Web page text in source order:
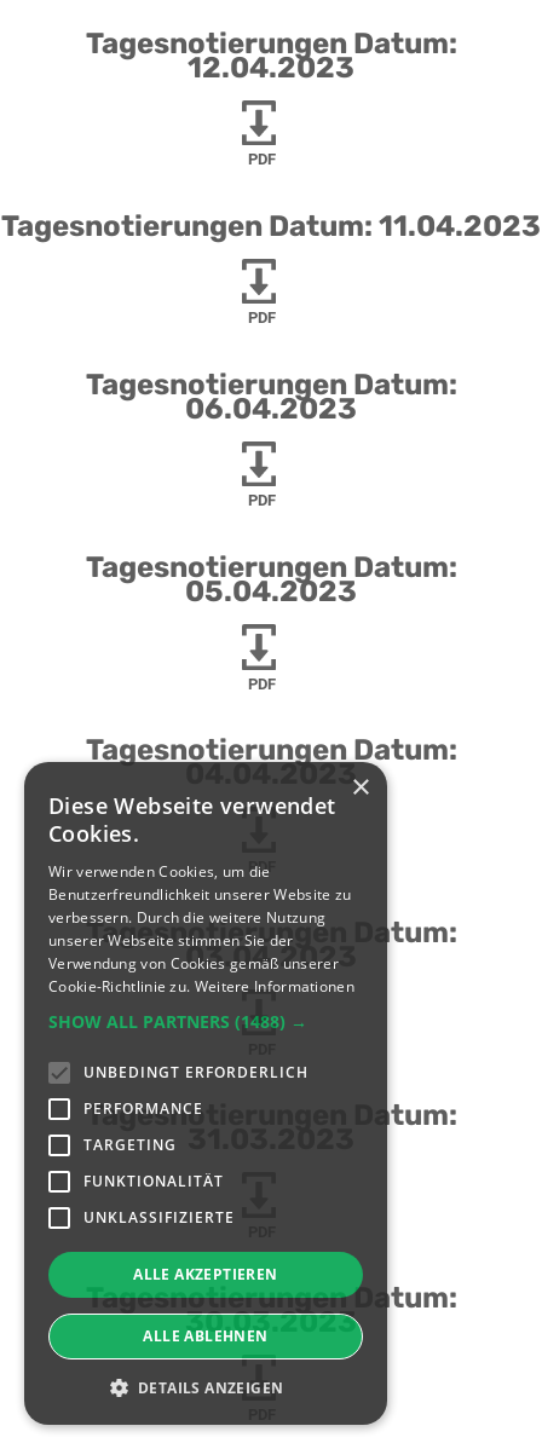
Tagesnotierungen Datum:
12.04.2023
PDF
Tagesnotierungen Datum: 11.04.2023
PDF
Tagesnotierungen Datum:
06.04.2023
PDF
Tagesnotierungen Datum:
05.04.2023
PDF
Tagesnotierungen Datum:
04.04.2023
PDF
Tagesnotierungen Datum:
03.04.2023
Tagesnotierungen Datum:
Tagesnotierungen Datum:
30.03.2023
×
Diese Webseite verwendet
Cookies.
Wir verwenden Cookies, um die
Benutzerfreundlichkeit unserer Website zu
verbessern. Durch die weitere Nutzung
unserer Webseite stimmen Sie der
Verwendung von Cookies gemäß unserer
Cookie-Richtlinie zu. Weitere Informationen
SHOW ALL PARTNERS (1488) →
UNBEDINGT ERFORDERLICH
PERFORMANCE
TARGETING
FUNKTIONALITÄT
UNKLASSIFIZIERTE
ALLE AKZEPTIEREN
ALLE ABLEHNEN
DETAILS ANZEIGEN